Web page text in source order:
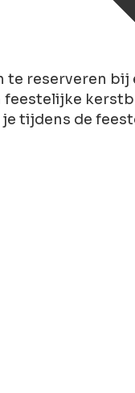
reserveren
tijdens de